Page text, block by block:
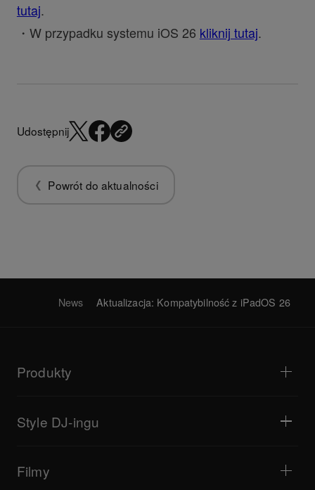
tutaj.
・W przypadku systemu iOS 26 kliknij tutaj.
Udostępnij
Powrót do aktualności
News Aktualizacja: Kompatybilność z iPadOS 26
Produkty
Miksery DJ
Systemy all-in-one
Samplery DJ
Efektory DJ
Style DJ-ingu
Transmisje na żywo
Bary i małe lokale
Filmy